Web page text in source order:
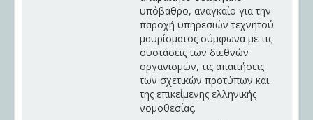
υπόβαθρο, αναγκαίο για την
παροχή υπηρεσιών τεχνητού
μαυρίσματος σύμφωνα με τις
συστάσεις των διεθνών
οργανισμών, τις απαιτήσεις
των σχετικών προτύπων και
της επικείμενης ελληνικής
νομοθεσίας.